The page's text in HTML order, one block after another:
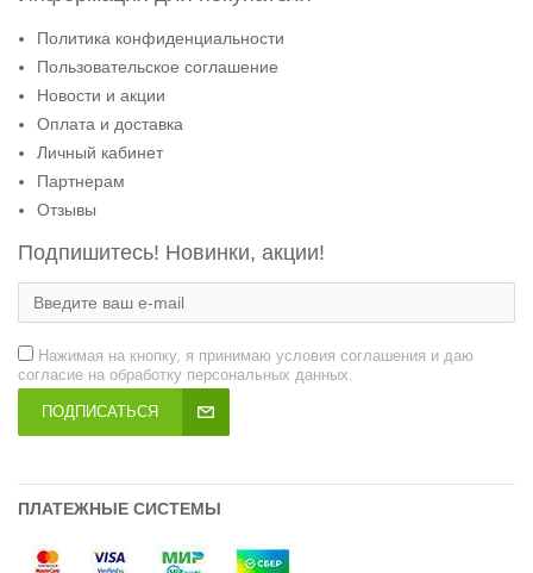
Политика конфиденциальности
Пользовательское соглашение
Новости и акции
Оплата и доставка
Личный кабинет
Партнерам
Отзывы
Подпишитесь! Новинки, акции!
Нажимая на кнопку, я принимаю условия соглашения и даю
согласие на обработку персональных данных.
ПОДПИСАТЬСЯ
ПЛАТЕЖНЫЕ СИСТЕМЫ